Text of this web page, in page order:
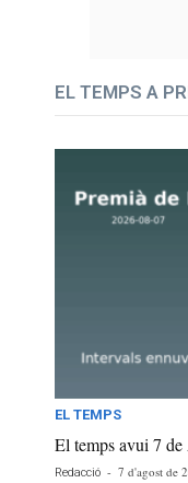
EL TEMPS A
EL TEMPS
El temps avui 7
Redacció - 7 d'agost de